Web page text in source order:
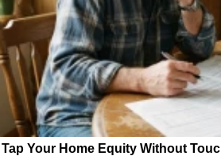
Tap Your Home Equity Without